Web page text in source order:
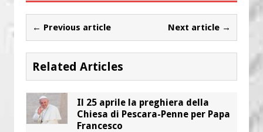
← Previous article Next article →
Related Articles
Il 25 aprile la preghiera della
Chiesa di Pescara-Penne per Papa
Francesco